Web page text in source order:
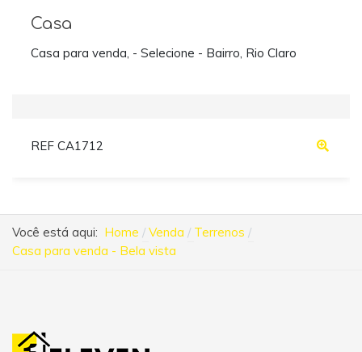
Casa
Casa para venda, - Selecione - Bairro, Rio Claro
REF CA1712
Você está aqui: Home Venda
Terrenos
Casa para venda - Bela vista